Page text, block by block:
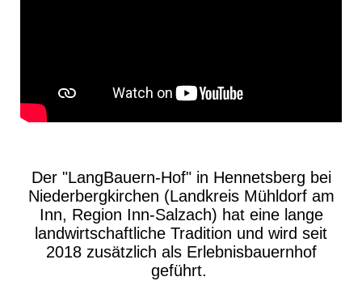
Der "LangBauern-Hof" in Hennetsberg bei
Niederbergkirchen (Landkreis Mühldorf am
Inn, Region Inn-Salzach) hat eine lange
landwirtschaftliche Tradition und wird seit
2018 zusätzlich als Erlebnisbauernhof
geführt.